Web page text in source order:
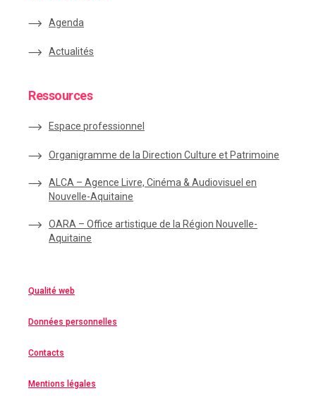
Agenda
Actualités
Ressources
Espace professionnel
Organigramme de la Direction Culture et Patrimoine
ALCA – Agence Livre, Cinéma & Audiovisuel en
Nouvelle-Aquitaine
OARA – Office artistique de la Région Nouvelle-
Aquitaine
Qualité web
Données personnelles
Contacts
Mentions légales